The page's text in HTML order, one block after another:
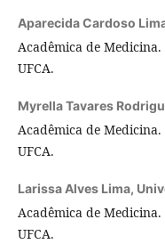
Aparecida Cardoso
Acadêmica de
UFCA.
Myrella Tavares
Acadêmica de
UFCA.
Larissa Alves Lima,
Acadêmica de
UFCA.